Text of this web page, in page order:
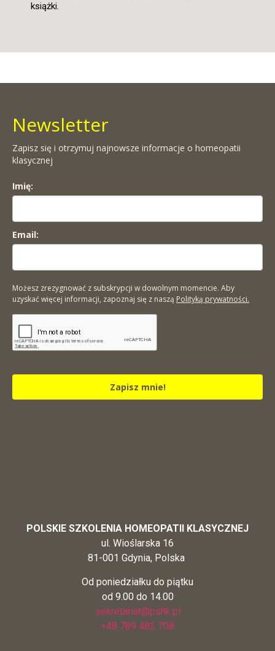
książki.
Newsletter
Zapisz się i otrzymuj najnowsze informacje o homeopatii
klasycznej
Imię:
Email:
Możesz zrezygnować z subskrypcji w dowolnym momencie. Aby
uzyskać więcej informacji, zapoznaj się z naszą Polityką prywatności.
Zapisz mnie!
POLSKIE SZKOLENIA HOMEOPATII KLASYCZNEJ
ul. Wioślarska 16
81-001 Gdynia, Polska
Od poniedziałku do piątku
od 9.00 do 14.00
sekretariat@pshk.pl
+48 789 482 708